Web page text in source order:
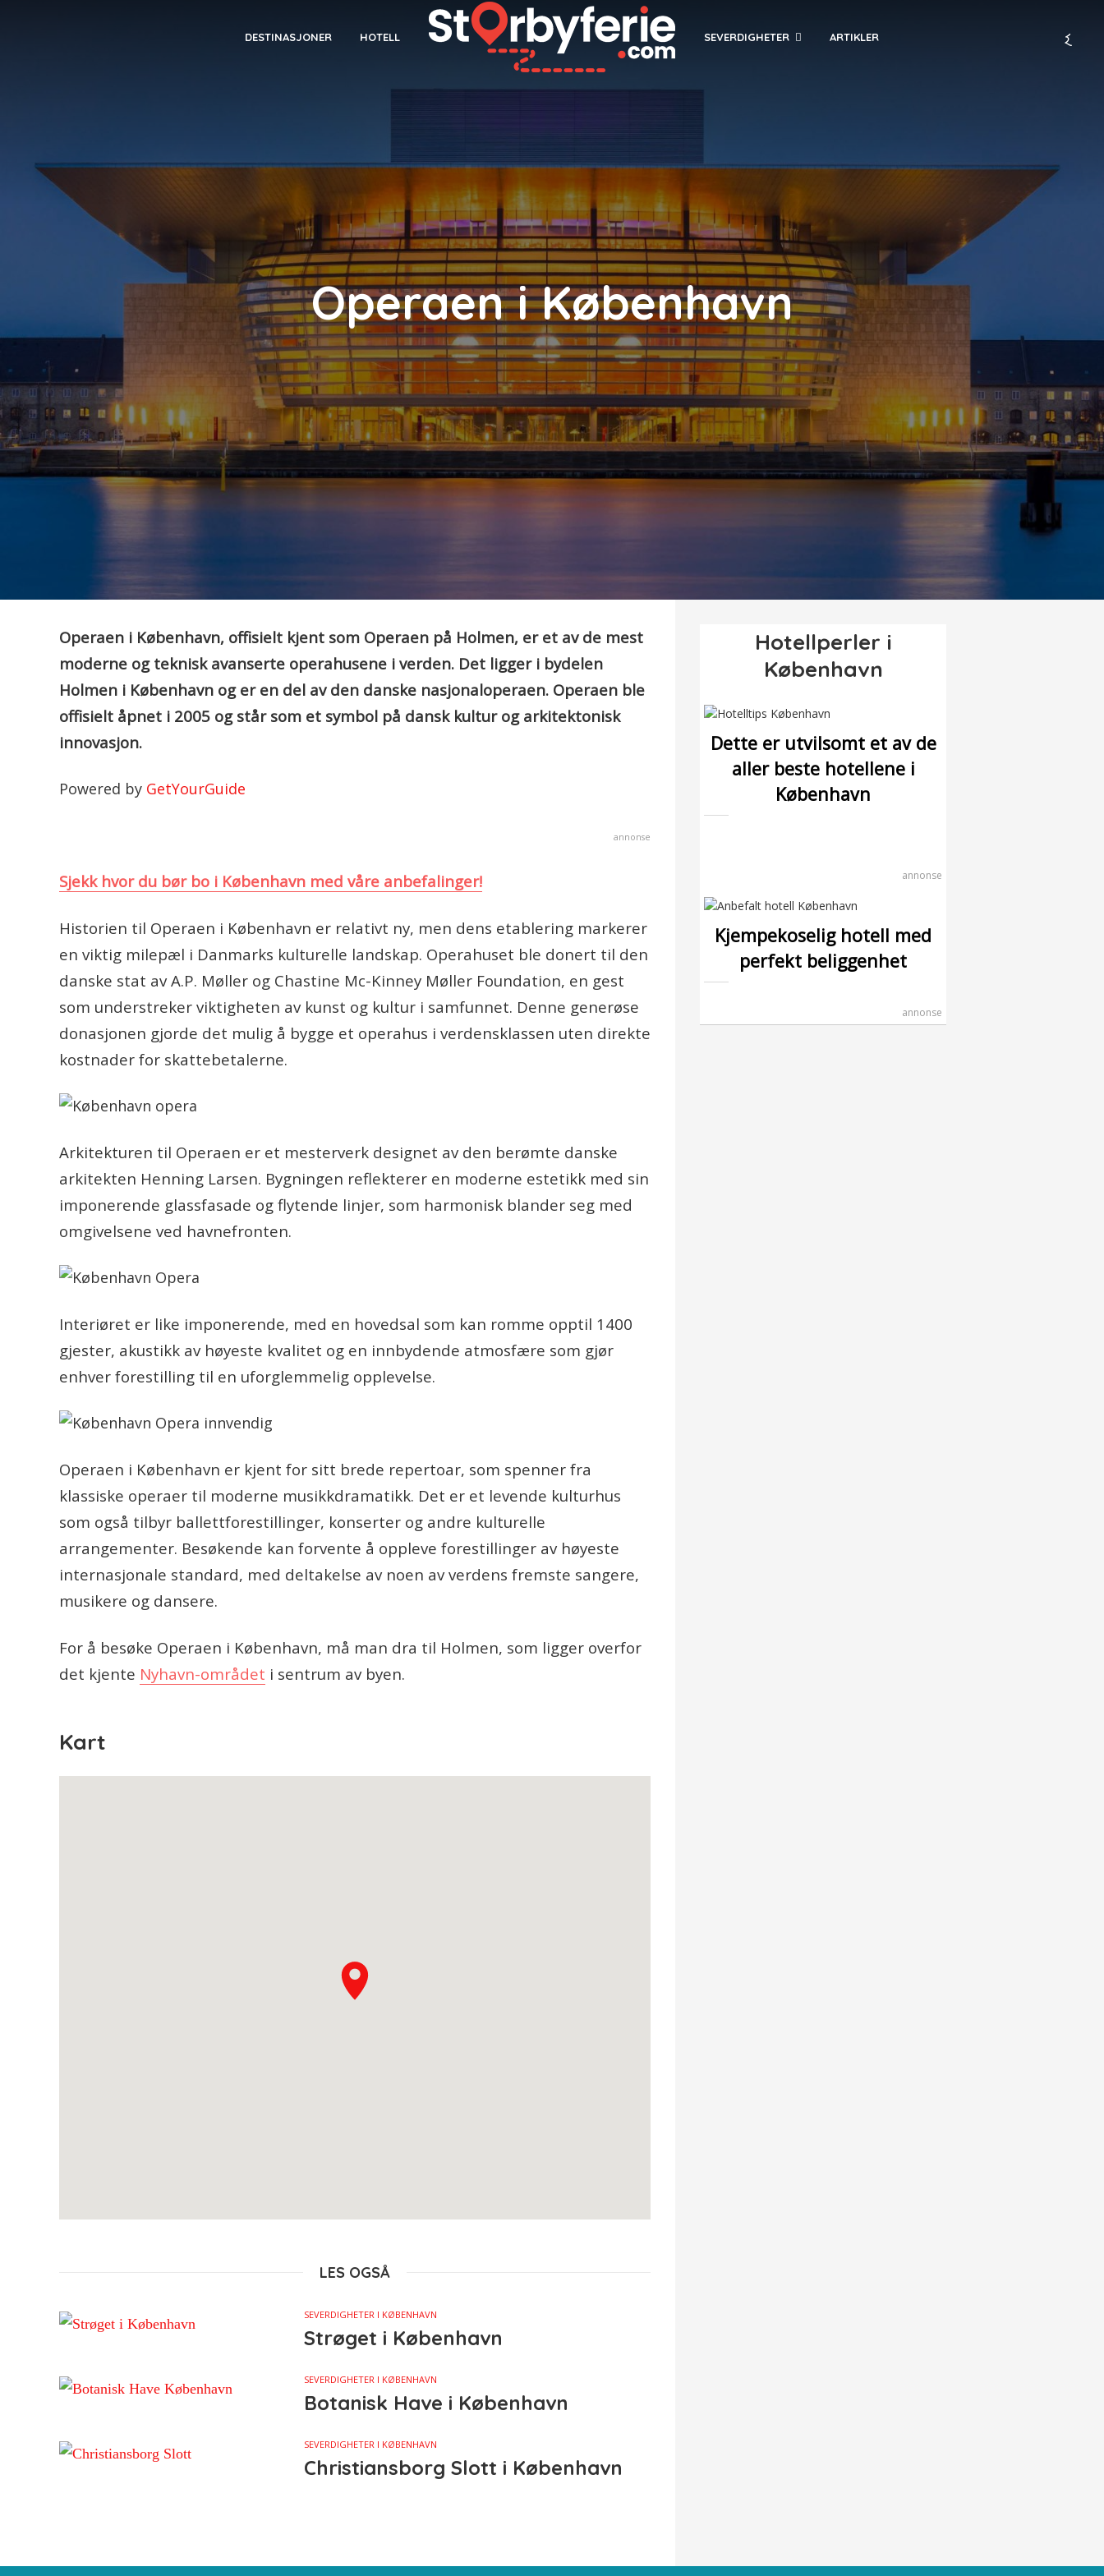
DESTINASJONER HOTELL SEVERDIGHETER ARTIKLER
Operaen i København
Operaen i København, offisielt kjent som Operaen på Holmen, er et av de mest
moderne og teknisk avanserte operahusene i verden. Det ligger i bydelen
Holmen i København og er en del av den danske nasjonaloperaen. Operaen ble
offisielt åpnet i 2005 og står som et symbol på dansk kultur og arkitektonisk
innovasjon.
Powered by GetYourGuide
annonse
Sjekk hvor du bør bo i København med våre anbefalinger!
Historien til Operaen i København er relativt ny, men dens etablering markerer
en viktig milepæl i Danmarks kulturelle landskap. Operahuset ble donert til den
danske stat av A.P. Møller og Chastine Mc-Kinney Møller Foundation, en gest
som understreker viktigheten av kunst og kultur i samfunnet. Denne generøse
donasjonen gjorde det mulig å bygge et operahus i verdensklassen uten direkte
kostnader for skattebetalerne.
Arkitekturen til Operaen er et mesterverk designet av den berømte danske
arkitekten Henning Larsen. Bygningen reflekterer en moderne estetikk med sin
imponerende glassfasade og flytende linjer, som harmonisk blander seg med
omgivelsene ved havnefronten.
Interiøret er like imponerende, med en hovedsal som kan romme opptil 1400
gjester, akustikk av høyeste kvalitet og en innbydende atmosfære som gjør
enhver forestilling til en uforglemmelig opplevelse.
Operaen i København er kjent for sitt brede repertoar, som spenner fra
klassiske operaer til moderne musikkdramatikk. Det er et levende kulturhus
som også tilbyr ballettforestillinger, konserter og andre kulturelle
arrangementer. Besøkende kan forvente å oppleve forestillinger av høyeste
internasjonale standard, med deltakelse av noen av verdens fremste sangere,
musikere og dansere.
For å besøke Operaen i København, må man dra til Holmen, som ligger overfor
det kjente Nyhavn-området i sentrum av byen.
Kart
LES OGSÅ
SEVERDIGHETER I KØBENHAVN
Strøget i København
SEVERDIGHETER I KØBENHAVN
Botanisk Have i København
SEVERDIGHETER I KØBENHAVN
Christiansborg Slott i København
Hotellperler i
København
Dette er utvilsomt et av de
aller beste hotellene i
København
annonse
Kjempekoselig hotell med
perfekt beliggenhet
annonse